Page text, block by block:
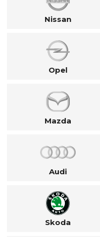
Nissan
Opel
Mazda
Audi
Skoda